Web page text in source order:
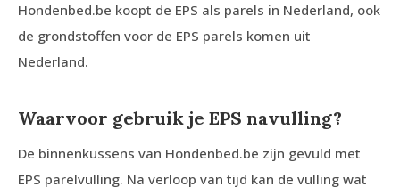
Hondenbed.be koopt de EPS als parels in Nederland, ook
de grondstoffen voor de EPS parels komen uit
Nederland.
Waarvoor gebruik je EPS navulling?
De binnenkussens van Hondenbed.be zijn gevuld met
EPS parelvulling. Na verloop van tijd kan de vulling wat